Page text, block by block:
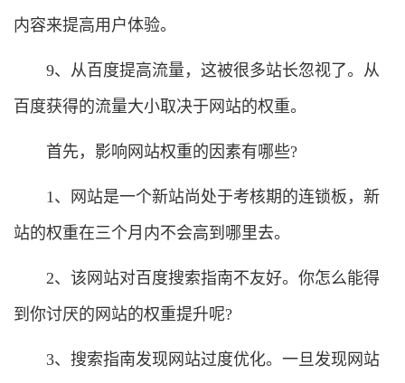
内容来提高用户体验。
9、从百度提高流量，这被很多站长忽视了。从
百度获得的流量大小取决于网站的权重。
首先，影响网站权重的因素有哪些?
1、网站是一个新站尚处于考核期的连锁板，新
站的权重在三个月内不会高到哪里去。
2、该网站对百度搜索指南不友好。你怎么能得
到你讨厌的网站的权重提升呢?
3、搜索指南发现网站过度优化。一旦发现网站